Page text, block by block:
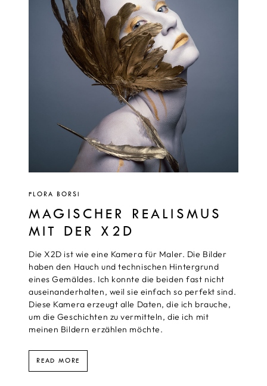
FLORA BORSI
MAGISCHER REALISMUS
MIT DER X2D
Die X2D ist wie eine Kamera für Maler. Die Bilder
haben den Hauch und technischen Hintergrund
eines Gemäldes. Ich konnte die beiden fast nicht
auseinanderhalten, weil sie einfach so perfekt sind.
Diese Kamera erzeugt alle Daten, die ich brauche,
um die Geschichten zu vermitteln, die ich mit
meinen Bildern erzählen möchte.
READ MORE